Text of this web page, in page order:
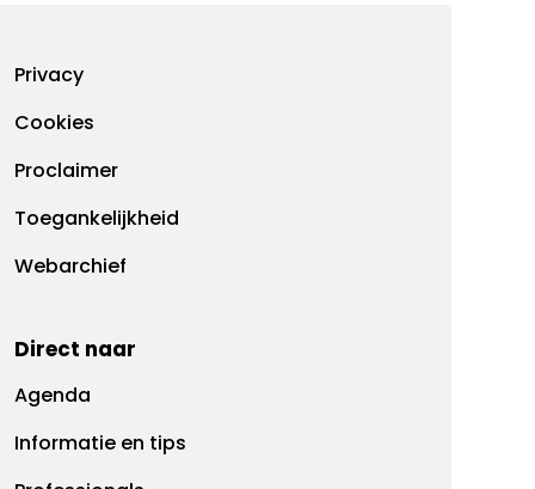
Footermenu
Privacy
Cookies
Proclaimer
Toegankelijkheid
Webarchief
Direct naar
Agenda
Informatie en tips